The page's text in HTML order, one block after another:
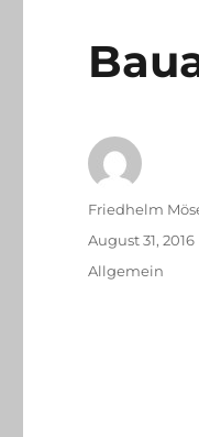
Autor
Friedhelm
Veröffentlicht
am
August 31, 2016
Kategorien
Allgemein